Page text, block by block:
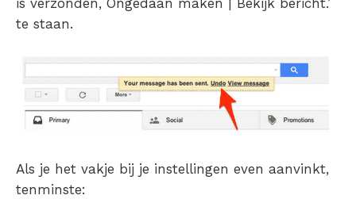
te staan.
Als je het vakje bij je instellingen even aanvinkt,
tenminste: